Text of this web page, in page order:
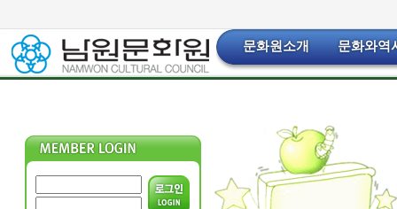
문화원소개 문화와역